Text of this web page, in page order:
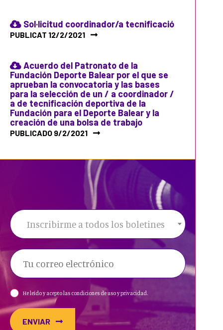
Sol·licitud coordinador/a tecnificació
PUBLICAT 12/2/2021
Acuerdo del Patronato de la
Fundación Deporte Balear por el que se
aprueban la convocatoria y las bases
para la selección de un / a coordinador /
a de tecnificación deportiva de la
Fundación para el Deporte Balear y la
creación de una bolsa de trabajo
PUBLICADO 9/2/2021
Inscribirme a todos los boletines
He leído y acepto las condiciones de uso y privacidad.
ENVIAR